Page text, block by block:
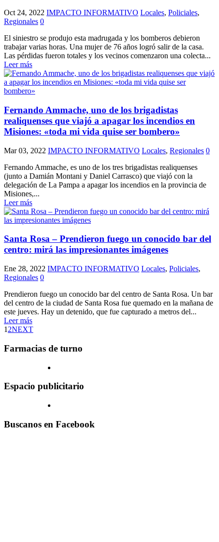
Oct 24, 2022 IMPACTO INFORMATIVO Locales, Policiales,
Regionales 0
El siniestro se produjo esta madrugada y los bomberos debieron
trabajar varias horas. Una mujer de 76 años logró salir de la casa.
Las pérdidas fueron totales y los vecinos comenzaron una colecta...
Leer más
Fernando Ammache, uno de los brigadistas
realiquenses que viajó a apagar los incendios en
Misiones: «toda mi vida quise ser bombero»
Mar 03, 2022 IMPACTO INFORMATIVO Locales, Regionales 0
Fernando Ammache, es uno de los tres brigadistas realiquenses
(junto a Damián Montani y Daniel Carrasco) que viajó con la
delegación de La Pampa a apagar los incendios en la provincia de
Misiones,...
Leer más
Santa Rosa – Prendieron fuego un conocido bar del
centro: mirá las impresionantes imágenes
Ene 28, 2022 IMPACTO INFORMATIVO Locales, Policiales,
Regionales 0
Prendieron fuego un conocido bar del centro de Santa Rosa. Un bar
del centro de la ciudad de Santa Rosa fue quemado en la mañana de
este jueves. Hay un detenido, que fue capturado a metros del...
Leer más
1 2NEXT
Farmacias de turno
Espacio publicitario
Buscanos en Facebook